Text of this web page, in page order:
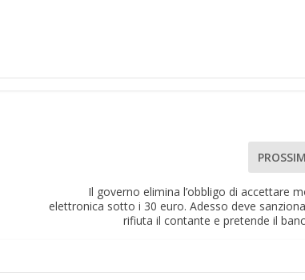
Il governo elimina l’obbligo di accettare
elettronica sotto i 30 euro. Adesso deve
rifiuta il contante e pretende il